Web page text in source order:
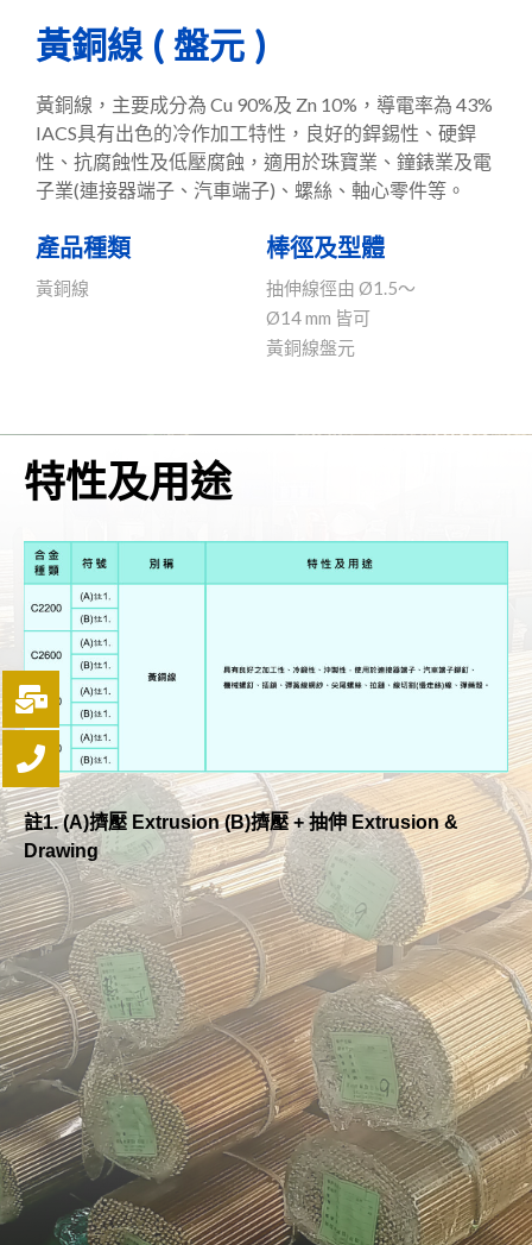
黃銅線 ( 盤元 )
黃銅線，主要成分為 Cu 90%及 Zn 10%，導電率為 43%
IACS具有出色的冷作加工特性，良好的銲錫性、硬銲
性、抗腐蝕性及低壓腐蝕，適用於珠寶業、鐘錶業及電
子業(連接器端子、汽車端子)、螺絲、軸心零件等。
產品種類
黃銅線
棒徑及型體
抽伸線徑由 Ø1.5～
Ø14 mm 皆可
黃銅線盤元
特性及用途
註1. (A)擠壓 Extrusion (B)擠壓 + 抽伸 Extrusion &
Drawing